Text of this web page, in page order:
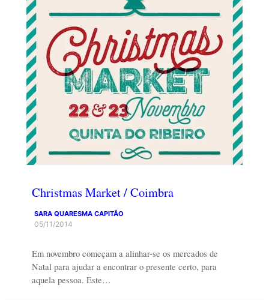
Christmas Market / Coimbra
SARA QUARESMA CAPITÃO
05/11/2014
Em novembro começam a alinhar-se os mercados de
Natal para ajudar a encontrar o presente certo, para
aquela pessoa. Este…